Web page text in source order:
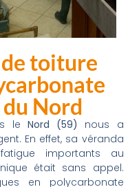
toiture
Nord
le Nord (59)
nous a
En effet, sa véranda
importants au
était sans appel.
en polycarbonate